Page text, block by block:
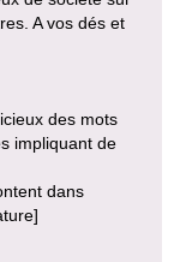
A vos dés et
des mots
impliquant de
dans